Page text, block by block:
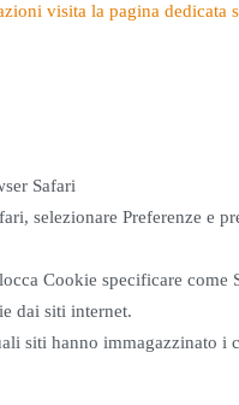
visita la pagina dedicata
Safari
selezionare Preferenze e
Cookie specificare come
dai siti internet.
siti hanno immagazzinato i